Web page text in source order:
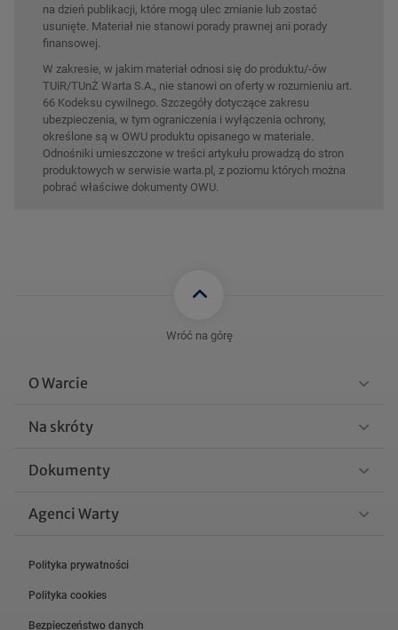
na dzień publikacji, które mogą ulec zmianie lub zostać
usunięte. Materiał nie stanowi porady prawnej ani porady
finansowej.
W zakresie, w jakim materiał odnosi się do produktu/-ów
TUiR/TUnŻ Warta S.A., nie stanowi on oferty w rozumieniu art.
66 Kodeksu cywilnego. Szczegóły dotyczące zakresu
ubezpieczenia, w tym ograniczenia i wyłączenia ochrony,
określone są w OWU produktu opisanego w materiale.
Odnośniki umieszczone w treści artykułu prowadzą do stron
produktowych w serwisie warta.pl, z poziomu których można
pobrać właściwe dokumenty OWU.
Wróć na górę
O Warcie
Na skróty
Dokumenty
Agenci Warty
Polityka prywatności
Polityka cookies
Bezpieczeństwo danych